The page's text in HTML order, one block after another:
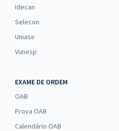
Idecan
Selecon
Uniase
Vunesp
EXAME DE ORDEM
OAB
Prova OAB
Calendário OAB